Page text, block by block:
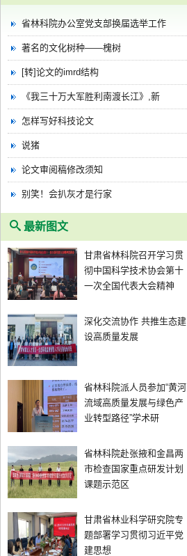
省林科院办公室党支部换届选举工作
著名的文化树种——槐树
[转]论文的imrd结构
《我三十万大军胜利南渡长江》,新
怎样写好科技论文
说猪
论文审阅稿修改须知
别笑！会扒灰才是行家
最新图文
甘肃省林科院召开学习贯
彻中国科学技术协会第十
一次全国代表大会精神
深化交流协作 共推生态建
设高质量发展
省林科院派人员参加“黄河
流域高质量发展与绿色产
业转型路径”学术研
省林科院赴张掖和金昌两
市检查国家重点研发计划
课题示范区
甘肃省林业科学研究院专
题部署学习贯彻习近平党
建思想